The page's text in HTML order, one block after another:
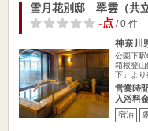
雪月花別邸 翠雲（共立
-点/ 0 件
神奈川
公園下
箱根登山
下」より
営業時間
入浴料
宿泊